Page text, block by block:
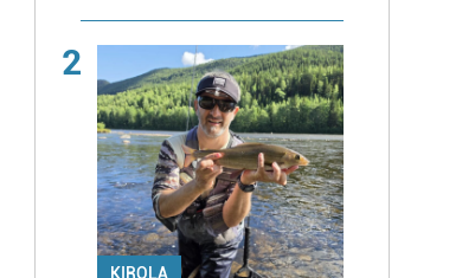
2
KIROLA